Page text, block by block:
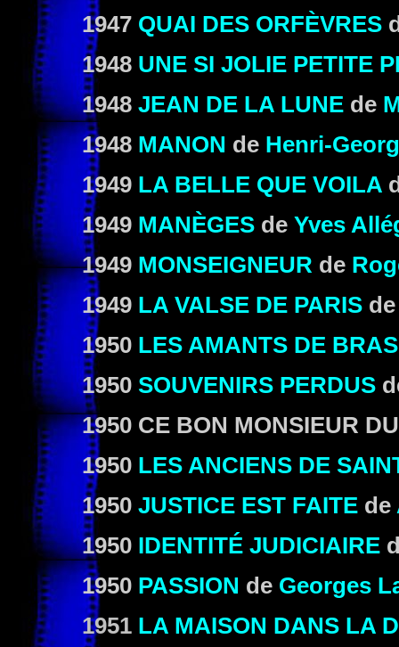
1947 QUAI DES ORFÈVRES
1948 UNE SI JOLIE PETITE
1948 JEAN DE LA LUNE de
1948 MANON de Henri-
1949 LA BELLE QUE VOILA
1949 MANÈGES de Yves
1949 MONSEIGNEUR de
1949 LA VALSE DE PARIS
1950 LES AMANTS DE
1950 SOUVENIRS PERDUS
1950 CE BON MONSIEUR
1950 LES ANCIENS DE
1950 JUSTICE EST FAITE de
1950 IDENTITÉ JUDICIAIRE
1950 PASSION de Georges
1951 LA MAISON DANS LA